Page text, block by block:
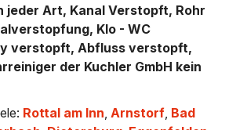
jeder Art, Kanal Verstopft, Rohr
Klo - WC
verstopft, Abfluss verstopft,
der Kuchler GmbH kein
Rottal am Inn,Arnstorf, Bad